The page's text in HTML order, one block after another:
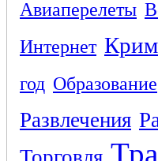
Авиаперелеты
Интернет
год Образование
Развлечения